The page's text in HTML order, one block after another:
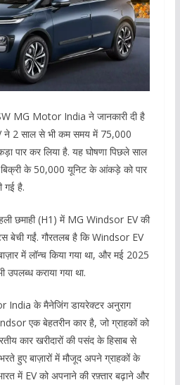
MG Motor India ने जानकारी दी है
2 साल से भी कम समय में 75,000
पार कर लिया है. यह घोषणा पिछले साल
के 50,000 यूनिट के आंकड़े को पार
गई है.
छमाही (H1) में MG Windsor EV की
बेची गईं. गौरतलब है कि Windsor EV
में लॉन्च किया गया था, और मई 2025
उपलब्ध कराया गया था.
India के मैनेजिंग डायरेक्टर अनुराग
एक बेहतरीन कार है, जो ग्राहकों को
कार खरीदारों की पसंद के हिसाब से
हुए बाज़ारों में मौजूद अपने ग्राहकों के
में EV को अपनाने की रफ़्तार बढ़ाने और